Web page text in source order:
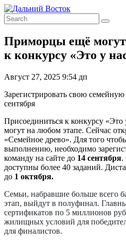
Приморцы ещё могут
к конкурсу «Это у
Август 27, 2025 9:54 дп
Зарегистрировать свою
сентября
Присоединиться к конкурсу
могут на любом этапе. Сейчас
«Семейное древо». Для того
выполнению, необходимо
команду на сайте до 14 сентября.
доступны более 40 заданий.
до 1 октября.
Семьи, набравшие больше всего
этап, выйдут в полуфинал.
сертификатов по 5 миллионов
жилищных условий для
для финалистов.